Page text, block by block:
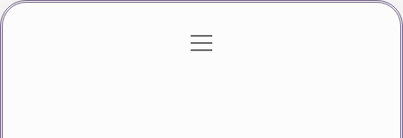
Gizlilik Politikası
menüyü